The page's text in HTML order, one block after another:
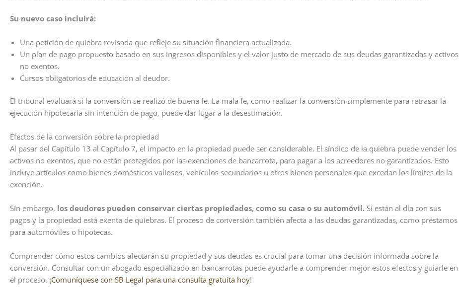
Su nuevo caso incluirá:
Una petición de quiebra revisada que refleje su situación financiera actualizada.
Un plan de pago propuesto basado en sus ingresos disponibles y el valor justo de mercado de sus deudas garantizadas y activos
no exentos.
Cursos obligatorios de educación al deudor.
El tribunal evaluará si la conversión se realizó de buena fe. La mala fe, como realizar la conversión simplemente para retrasar la
ejecución hipotecaria sin intención de pago, puede dar lugar a la desestimación.
Efectos de la conversión sobre la propiedad
Al pasar del Capítulo 13 al Capítulo 7, el impacto en la propiedad puede ser considerable. El síndico de la quiebra puede vender los
activos no exentos, que no están protegidos por las exenciones de bancarrota, para pagar a los acreedores no garantizados. Esto
incluye artículos como bienes domésticos valiosos, vehículos secundarios u otros bienes personales que excedan los límites de la
exención.
Sin embargo, los deudores pueden conservar ciertas propiedades, como su casa o su automóvil. Si están al día con sus
pagos y la propiedad está exenta de quiebras. El proceso de conversión también afecta a las deudas garantizadas, como préstamos
para automóviles o hipotecas.
Comprender cómo estos cambios afectarán su propiedad y sus deudas es crucial para tomar una decisión informada sobre la
conversión. Consultar con un abogado especializado en bancarrotas puede ayudarle a comprender mejor estos efectos y guiarle en
el proceso. ¡Comuníquese con SB Legal para una consulta gratuita hoy!